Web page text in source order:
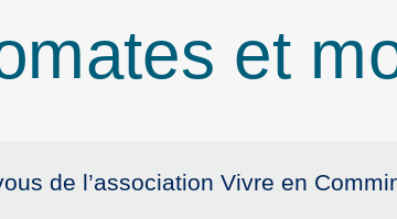
et
de l’association Vivre en